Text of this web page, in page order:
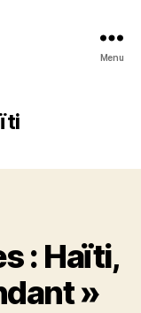
Menu
: Haïti,
»